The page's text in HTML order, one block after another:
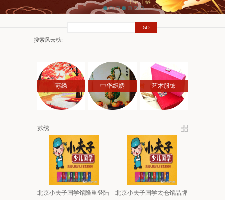
搜索风云榜:
苏绣 中华织绣 艺术服饰
苏绣
北京小夫子国学馆隆重登陆
北京小夫子国学太仓馆品牌